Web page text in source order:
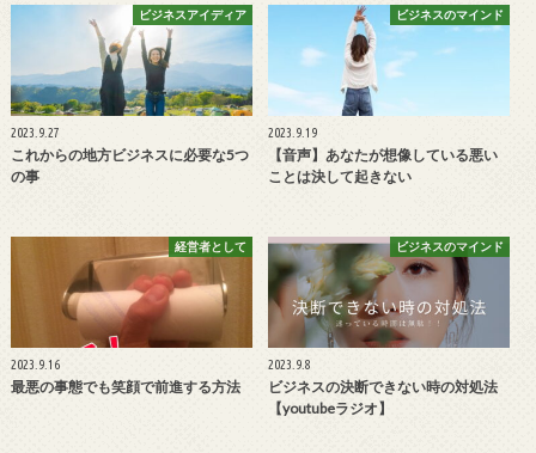
ビジネスアイディア
2023.9.27
これからの地方ビジネスに必要な5つ
の事
ビジネスのマインド
2023.9.19
【音声】あなたが想像している悪い
ことは決して起きない
経営者として
2023.9.16
最悪の事態でも笑顔で前進する方法
ビジネスのマインド
2023.9.8
ビジネスの決断できない時の対処法
【youtubeラジオ】